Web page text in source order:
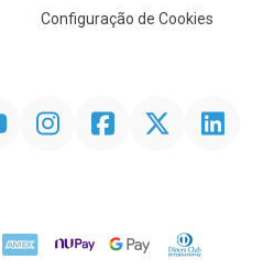
Configuração de Cookies
InstagramFacebookTwitter Linkedin
AMEX NuPay Google PayDiners Club